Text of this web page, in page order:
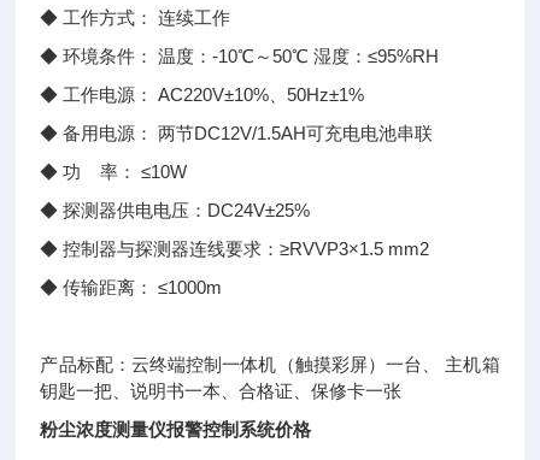
◆ 工作方式： 连续工作
◆ 环境条件： 温度：-10℃～50℃ 湿度：≤95%RH
◆ 工作电源： AC220V±10%、50Hz±1%
◆ 备用电源： 两节DC12V/1.5AH可充电电池串联
◆ 功 率： ≤10W
◆ 探测器供电电压：DC24V±25%
◆ 控制器与探测器连线要求：≥RVVP3×1.5 mm2
◆ 传输距离： ≤1000m
产品标配：云终端控制一体机（触摸彩屏）一台、 主机箱
钥匙一把、说明书一本、合格证、保修卡一张
粉尘浓度测量仪报警控制系统价格